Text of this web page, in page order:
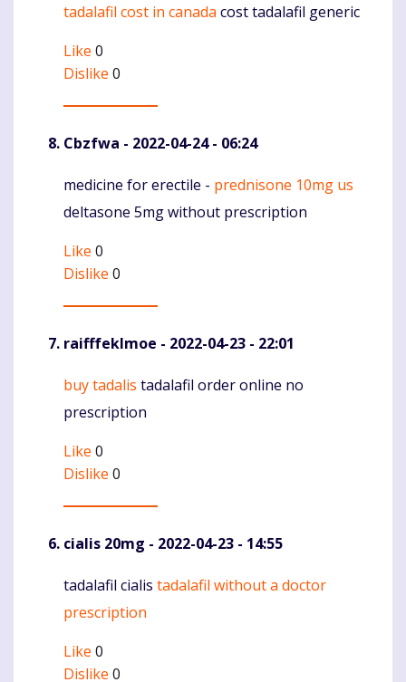
Komentaras
tadalafil cost in canada cost tadalafil generic
Like 0
Dislike 0
Cbzfwa - 2022-04-24 - 06:24
Komentaras
medicine for erectile - prednisone 10mg us
deltasone 5mg without prescription
Like 0
Dislike 0
raifffeklmoe - 2022-04-23 - 22:01
Komentaras
buy tadalis tadalafil order online no
prescription
Like 0
Dislike 0
cialis 20mg - 2022-04-23 - 14:55
Komentaras
tadalafil cialis tadalafil without a doctor
prescription
Like 0
Dislike 0